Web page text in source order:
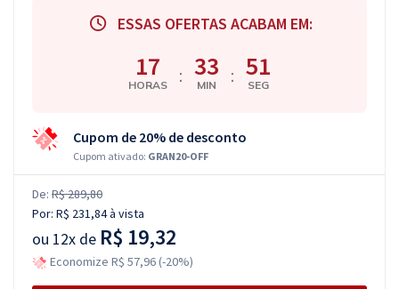
ESSAS OFERTAS ACABAM EM:
17
HORAS : 33
MIN : 50
SEG
Cupom de 20% de desconto
Cupom ativado: GRAN20-OFF
De: R$ 289,80
Por: R$ 231,84à vista
ou 12x de R$ 19,32
Economize R$ 57,96 (-20%)